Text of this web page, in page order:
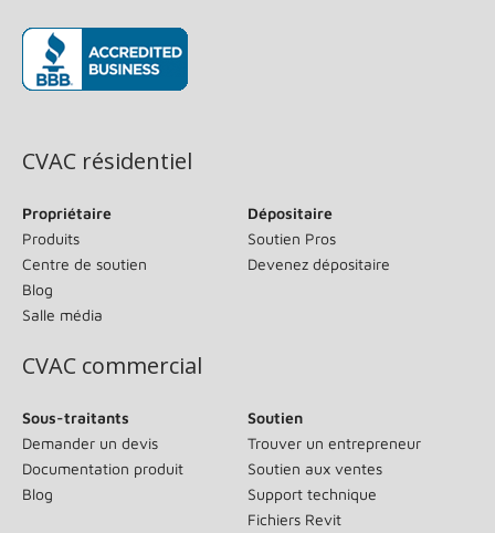
CVAC résidentiel
Propriétaire
Produits
Centre de soutien
Blog
Salle média
Dépositaire
Soutien Pros
Devenez dépositaire
CVAC commercial
Sous-traitants
Demander un devis
Documentation produit
Blog
Soutien
Trouver un entrepreneur
Soutien aux ventes
Support technique
Fichiers Revit